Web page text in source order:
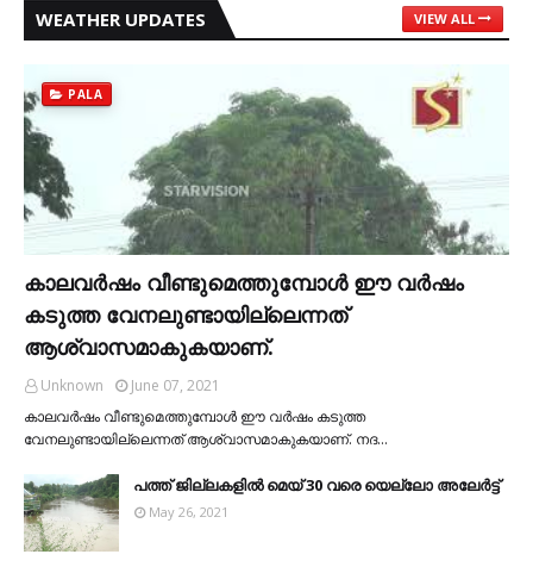
WEATHER UPDATES VIEW ALL
PALA
കാലവര്‍ഷം വീണ്ടുമെത്തുമ്പോള്‍ ഈ വര്‍ഷം
കടുത്ത വേനലുണ്ടായില്ലെന്നത്
ആശ്വാസമാകുകയാണ്.
Unknown
June 07, 2021
കാലവര്‍ഷം വീണ്ടുമെത്തുമ്പോള്‍ ഈ വര്‍ഷം കടുത്ത
വേനലുണ്ടായില്ലെന്നത് ആശ്വാസമാകുകയാണ്. നദ…
പത്ത് ജില്ലകളില്‍ മെയ് 30 വരെ യെല്ലോ അലേര്‍ട്ട്
May 26, 2021